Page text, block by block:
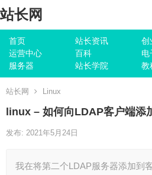
站长网
首页 站长资讯 创
运营中心
百科 电
服务器
站长学院 教
站长网 Linux
linux – 如何向LDAP客户端添
发布: 2021年5月24日
我在将第二个LDAP服务器添加到